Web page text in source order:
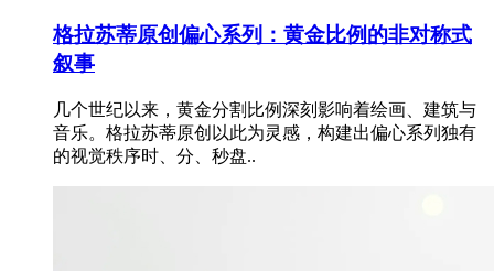
格拉苏蒂原创偏心系列：黄金比例的非对称式
叙事
几个世纪以来，黄金分割比例深刻影响着绘画、建筑与
音乐。格拉苏蒂原创以此为灵感，构建出偏心系列独有
的视觉秩序时、分、秒盘..